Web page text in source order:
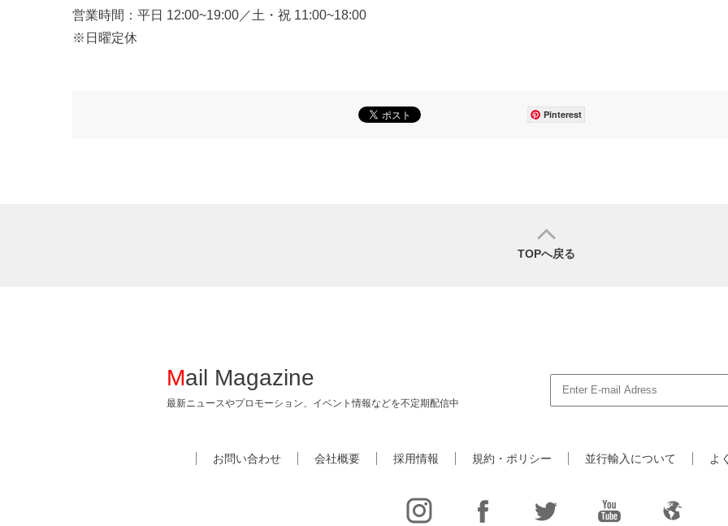
営業時間：平日 12:00~19:00／土・祝 11:00~18:00
※日曜定休
Pinterest
TOPへ戻る
Mail Magazine
最新ニュースやプロモーション、イベント情報などを不定期配信中
お問い合わせ 会社概要 採用情報 規約・ポリシー 並行輸入について よ